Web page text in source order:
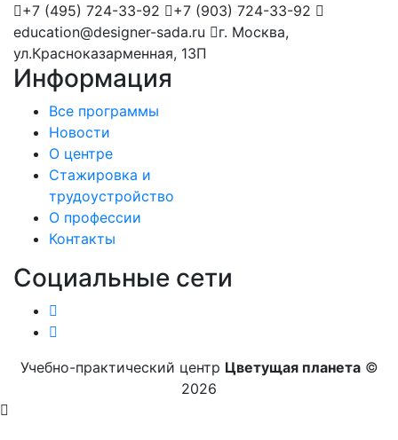
+7 (495) 724-33-92
+7 (903) 724-33-92
education@designer-sada.ru
г. Москва,
ул.Красноказарменная, 13П
Информация
Все программы
Новости
О центре
Стажировка и
трудоустройство
О профессии
Контакты
Социальные сети
Учебно-практический центр Цветущая планета©
2026